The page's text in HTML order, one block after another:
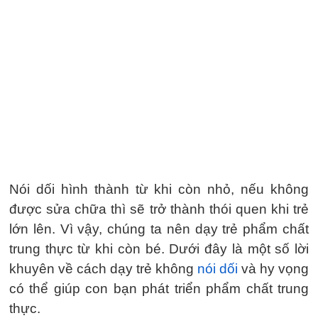
Nói dối hình thành từ khi còn nhỏ, nếu không
được sửa chữa thì sẽ trở thành thói quen khi trẻ
lớn lên. Vì vậy, chúng ta nên dạy trẻ phẩm chất
trung thực từ khi còn bé. Dưới đây là một số lời
khuyên về cách dạy trẻ không nói dối và hy vọng
có thể giúp con bạn phát triển phẩm chất trung
thực.